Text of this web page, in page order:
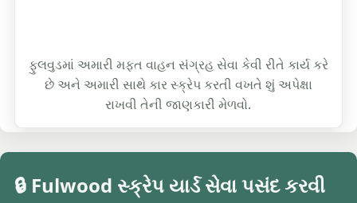
ફુલવુડમાં અમારી મફત વાહન સંગ્રહ સેવા કેવી રીતે કાર્ય કરે
છે અને અમારી સાથે કાર સ્ક્રેપ કરતી વખતે શું અપેક્ષા
રાખવી તેની જાણકારી મેળવો.
🔒 Fulwood સ્ક્રેપ યાર્ડ સેવા પસંદ કરવી